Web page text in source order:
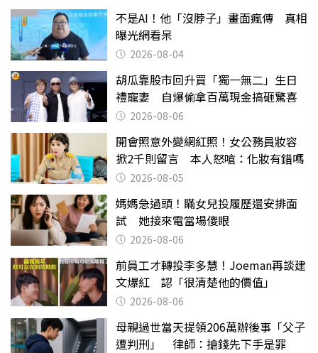
不是AI！他「沒脖子」畫面瘋傳 真相
曝光網看呆
2026-08-04
胡瓜靠股市回升買「獨一無二」生日
禮寵妻 自爆偷拿百萬現金搞砸驚喜
2026-08-06
開會照意外變網紅照！女公務員妝容
掀2千則留言 本人怒嗆：化妝有錯嗎
2026-08-05
媽媽急過頭！瞞女兒投履歷還安排面
試 她接來電當場傻眼
2026-08-06
前員工才轉投李多慧！Joeman再談建
文爆紅 認「很清楚他的價值」
2026-08-06
母親過世當天提領206萬辦後事「父子
遭判刑」 律師：搶錢先下手是罪